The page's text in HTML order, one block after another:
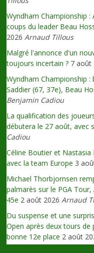
Wyndham Championship
coups du leader Beau
2026 Arnaud Tillous
Malgré l'annonce d'un
toujours incertain ? 7 août
Wyndham Championship
Saddier (67, 37e), Beau
Benjamin Cadiou
La qualification des
débutera le 27 août, avec
Cadiou
Céline Boutier et
avec la team Europe 3
Michael Thorbjornsen
palmarès sur le PGA
45e 2 août 2026 Arnaud
Du suspense et une
Open après deux tours
bonne 12e place 2 août